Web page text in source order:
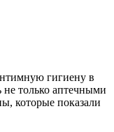
гигиену в
только аптечными
которые показали